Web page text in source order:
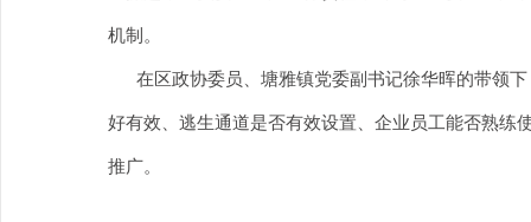
机制。
在区政协委员、塘雅镇党委副书记徐华晖的带领下
好有效、逃生通道是否有效设置、企业员工能否熟练
推广。